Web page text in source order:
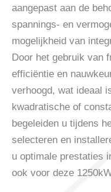
aangepast aan de
spannings- en
mogelijkheid van
Door het gebruik van
efficiëntie en
verhoogd, wat ideaal
kwadratische of
begeleiden u tijdens
selecteren en
u optimale prestaties
ook voor deze